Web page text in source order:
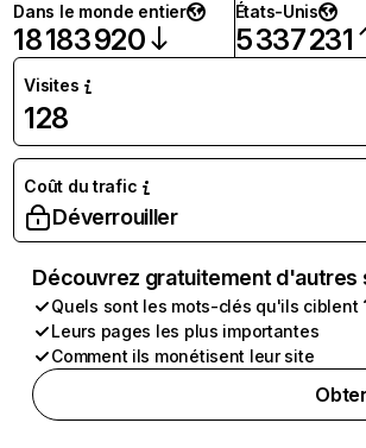
Dans le monde entier
18 183 920
États-Unis
5 337 231
Visites
128
Coût du trafic
Déverrouiller
Découvrez gratuitement
Quels sont les mots-clés qu'ils ciblent
Leurs pages les plus importantes
Comment ils monétisent leur site